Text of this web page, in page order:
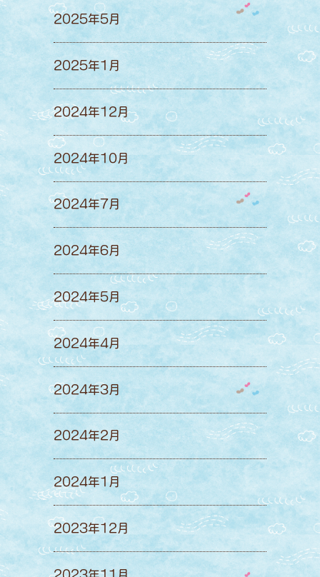
2025年5月
2025年1月
2024年12月
2024年10月
2024年7月
2024年6月
2024年5月
2024年4月
2024年3月
2024年2月
2024年1月
2023年12月
2023年11月